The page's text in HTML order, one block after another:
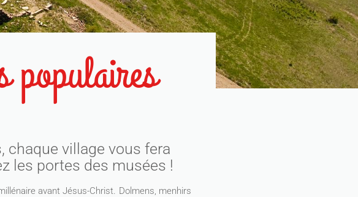
ES
populaires
chaque village vous fera
les portes des musées !
avant Jésus-Christ. Dolmens, menhirs